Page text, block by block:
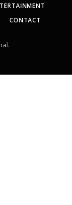
CONTACT
.